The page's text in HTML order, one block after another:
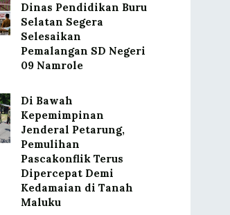
Dinas Pendidikan Buru
Selatan Segera
Selesaikan
Pemalangan SD Negeri
09 Namrole
Di Bawah
Kepemimpinan
Jenderal Petarung,
Pemulihan
Pascakonflik Terus
Dipercepat Demi
Kedamaian di Tanah
Maluku